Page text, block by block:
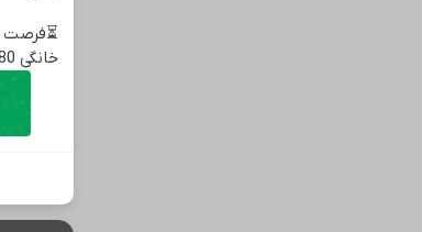
خانگی 180 روزه فقط 600 هزارتومان!!